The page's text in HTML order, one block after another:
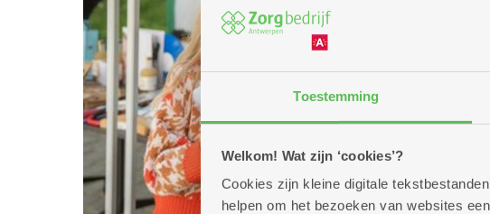
Toestemming
Welkom! Wat zijn ‘cookies’?
Cookies zijn kleine digitale
helpen om het bezoeken van websites